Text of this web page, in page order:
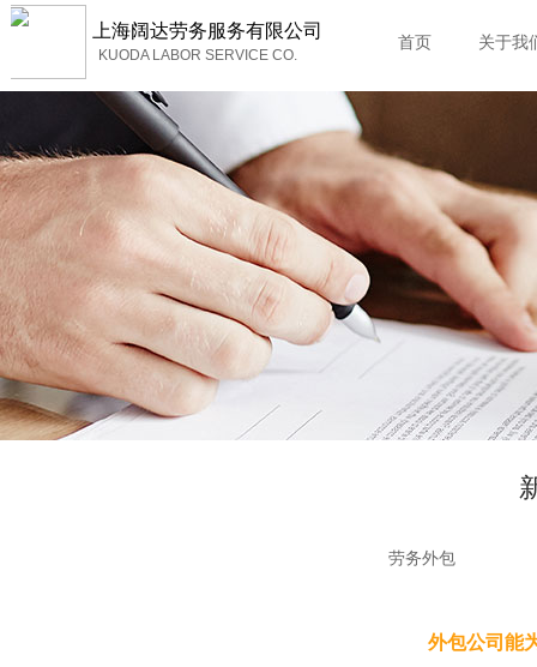
首页 关于我
上海阔达劳务服务有限公司
KUODA LABOR SERVICE CO.
劳务外包
外包公司能